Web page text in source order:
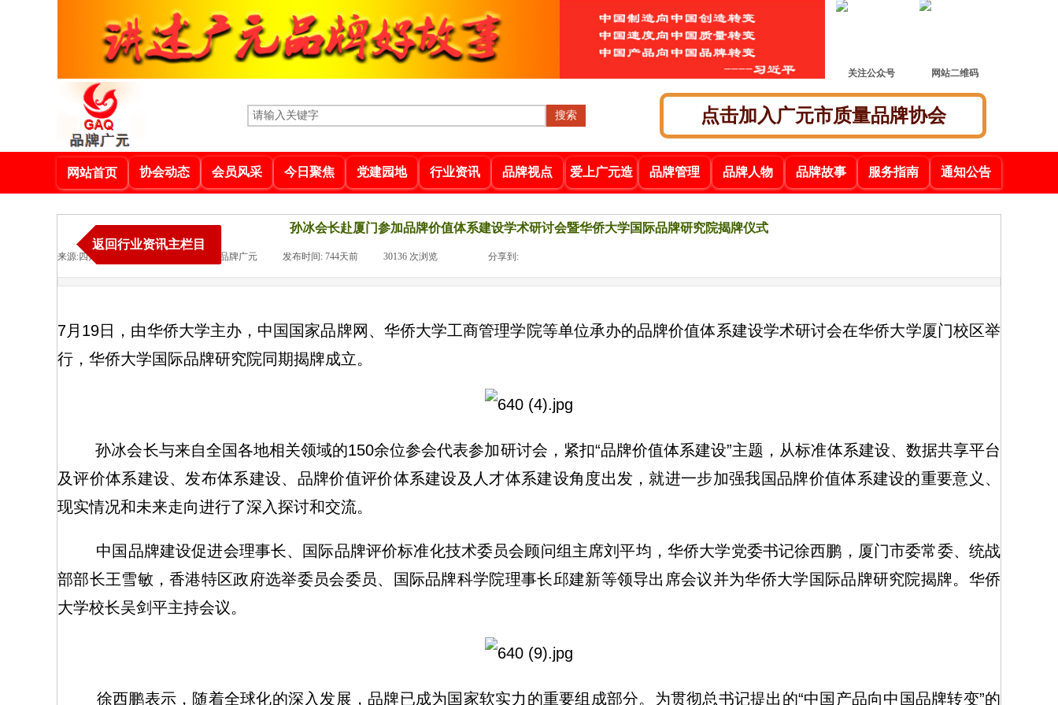
关注公众号 网站二维码
点击加入广元市质量品牌协会
搜索
服务指南 通知公告
协会动态 品牌人物 品牌故事
行业资讯
会员风采 今日聚焦 品牌视点 品牌管理
爱上广元造
党建园地
网站首页
孙冰会长赴厦门参加品牌价值体系建设学术研讨会暨华侨大学国际品牌研究院揭牌仪式
来源:四川省品牌建设促进会 品牌广元 发布时间: 744天前 30136 次浏览 分享到:
7月19日，由华侨大学主办，中国国家品牌网、华侨大学工商管理学院等单位承办的品牌价值体系建设学术研讨会在华侨大学厦门校区举
行，华侨大学国际品牌研究院同期揭牌成立。
孙冰会长与来自全国各地相关领域的150余位参会代表参加研讨会，紧扣“品牌价值体系建设”主题，从标准体系建设、数据共享平台
及评价体系建设、发布体系建设、品牌价值评价体系建设及人才体系建设角度出发，就进一步加强我国品牌价值体系建设的重要意义、
现实情况和未来走向进行了深入探讨和交流。
中国品牌建设促进会理事长、国际品牌评价标准化技术委员会顾问组主席刘平均，华侨大学党委书记徐西鹏，厦门市委常委、统战
部部长王雪敏，香港特区政府选举委员会委员、国际品牌科学院理事长邱建新等领导出席会议并为华侨大学国际品牌研究院揭牌。华侨
大学校长吴剑平主持会议。
徐西鹏表示，随着全球化的深入发展，品牌已成为国家软实力的重要组成部分。为贯彻总书记提出的“中国产品向中国品牌转变”的
返回行业资讯主栏目